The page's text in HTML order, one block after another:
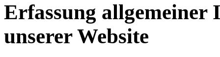
Erfassung allgemeiner
unserer Website